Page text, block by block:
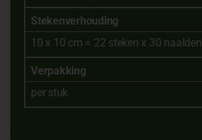
Stekenverhouding
10 x 10 cm = 22 steken x 30 naalden
Verpakking
per stuk